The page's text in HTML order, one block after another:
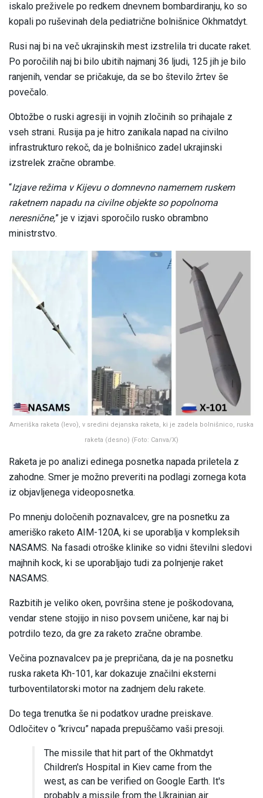
iskalo preživele po redkem dnevnem bombardiranju, ko so
kopali po ruševinah dela pediatrične bolnišnice Okhmatdyt.
Rusi naj bi na več ukrajinskih mest izstrelila tri ducate raket.
Po poročilih naj bi bilo ubitih najmanj 36 ljudi, 125 jih je bilo
ranjenih, vendar se pričakuje, da se bo število žrtev še
povečalo.
Obtožbe o ruski agresiji in vojnih zločinih so prihajale z
vseh strani. Rusija pa je hitro zanikala napad na civilno
infrastrukturo rekoč, da je bolnišnico zadel ukrajinski
izstrelek zračne obrambe.
“Izjave režima v Kijevu o domnevno namernem ruskem
raketnem napadu na civilne objekte so popolnoma
neresnične,” je v izjavi sporočilo rusko obrambno
ministrstvo.
Ameriška raketa (levo), v sredini dejanska raketa, ki je zadela bolnišnico, ruska
raketa (desno) (Foto: Canva/X)
Raketa je po analizi edinega posnetka napada priletela z
zahodne. Smer je možno preveriti na podlagi zornega kota
iz objavljenega videoposnetka.
Po mnenju določenih poznavalcev, gre na posnetku za
ameriško raketo AIM-120A, ki se uporablja v kompleksih
NASAMS. Na fasadi otroške klinike so vidni številni sledovi
majhnih kock, ki se uporabljajo tudi za polnjenje raket
NASAMS.
Razbitih je veliko oken, površina stene je poškodovana,
vendar stene stojijo in niso povsem uničene, kar naj bi
potrdilo tezo, da gre za raketo zračne obrambe.
Večina poznavalcev pa je prepričana, da je na posnetku
ruska raketa Kh-101, kar dokazuje značilni eksterni
turboventilatorski motor na zadnjem delu rakete.
Do tega trenutka še ni podatkov uradne preiskave.
Odločitev o “krivcu” napada prepuščamo vaši presoji.
The missile that hit part of the Okhmatdyt
Children's Hospital in Kiev came from the
west, as can be verified on Google Earth. It's
probably a missile from the Ukrainian air